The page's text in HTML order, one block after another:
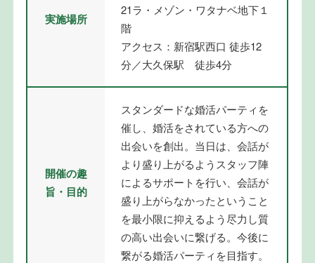
実施場所
21ラ・メゾン・ワタナベ地下１
階
アクセス：新宿駅西口 徒歩12
分／大久保駅 徒歩4分
開催の趣
旨・目的
スタンダードな婚活パーティを
催し、婚活をされている方への
出会いを創出。当日は、会話が
より盛り上がるようスタッフ陣
によるサポートを行い、会話が
盛り上がらなかったということ
を最小限に抑えるよう尽力し質
の高い出会いに繋げる。今後に
繋がる婚活パーティを目指す。